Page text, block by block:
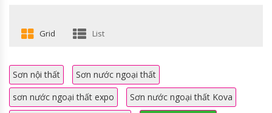
Grid List
Sơn nội thất
Sơn nước ngoại thất
sơn nước ngoại thất expo
Sơn nước ngoại thất Kova